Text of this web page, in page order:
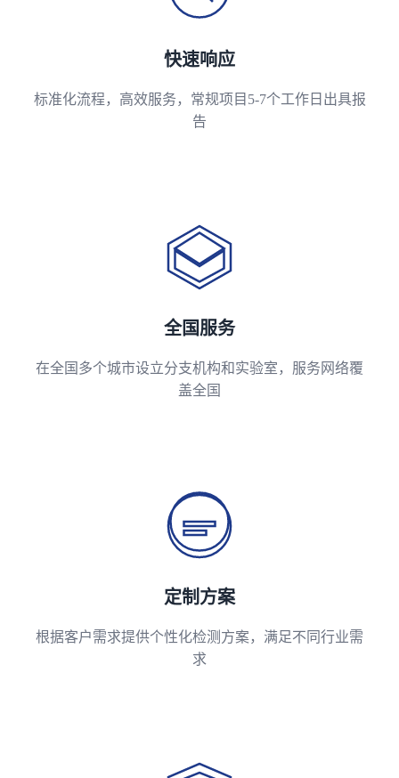
快速响应
标准化流程，高效服务，常规项目5-7个工作日出具报
告
全国服务
在全国多个城市设立分支机构和实验室，服务网络覆
盖全国
定制方案
根据客户需求提供个性化检测方案，满足不同行业需
求